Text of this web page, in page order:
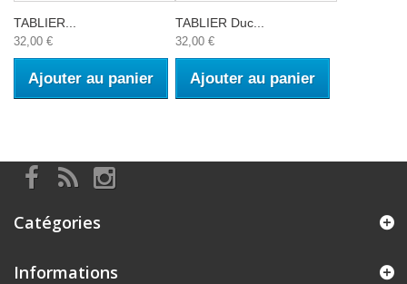
TABLIER...
32,00 €
Ajouter au panier
TABLIER Duc...
32,00 €
Ajouter au panier
Catégories
Informations